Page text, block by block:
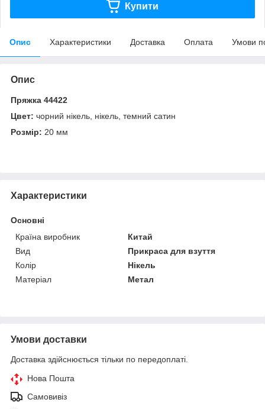
Купити
Опис Характеристики Доставка Оплата Умови
Опис
Пряжка 44422
Цвет: чорний нікель, нікель, темний сатин
Розмір: 20 мм
Характеристики
Основні
Країна виробник
Китай
Вид
Прикраса для взуття
Колір
Нікель
Матеріал
Метал
Умови доставки
Доставка здійснюється тільки по передоплаті.
Нова Пошта
Самовивіз